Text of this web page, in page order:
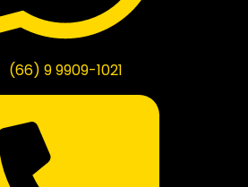
(66) 9 9909-1021